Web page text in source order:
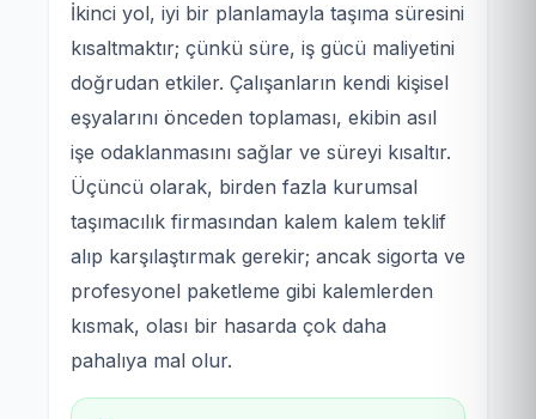
İkinci yol, iyi bir planlamayla taşıma süresini
kısaltmaktır; çünkü süre, iş gücü maliyetini
doğrudan etkiler. Çalışanların kendi kişisel
eşyalarını önceden toplaması, ekibin asıl
işe odaklanmasını sağlar ve süreyi kısaltır.
Üçüncü olarak, birden fazla kurumsal
taşımacılık firmasından kalem kalem teklif
alıp karşılaştırmak gerekir; ancak sigorta ve
profesyonel paketleme gibi kalemlerden
kısmak, olası bir hasarda çok daha
pahalıya mal olur.